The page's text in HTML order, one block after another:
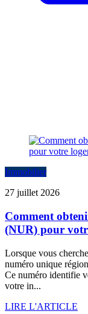
Immobilier
27 juillet 2026
Comment
(NUR) pour
Lorsque vous
numéro unique
Ce numéro identifie
votre in...
LIRE L'ARTICLE